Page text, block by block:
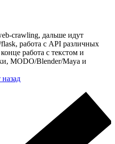
crawling, дальше идут
работа с API различных
работа с текстом и
MODO/Blender/Maya и
назад